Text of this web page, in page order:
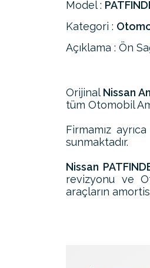
Model :
Kategori :
Açıklama : Ön
Orijinal Nissan
tüm Otomobil
Firmamız ayrıca
sunmaktadır.
Nissan
revizyonu ve
araçların